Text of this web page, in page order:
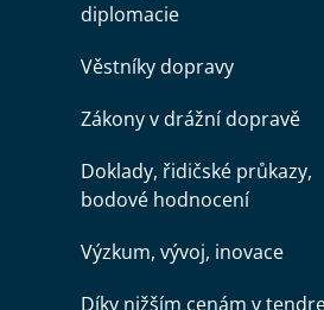
diplomacie
Věstníky dopravy
Zákony v drážní dopravě
Doklady, řidičské průkazy,
bodové hodnocení
Výzkum, vývoj, inovace
Díky nižším cenám v